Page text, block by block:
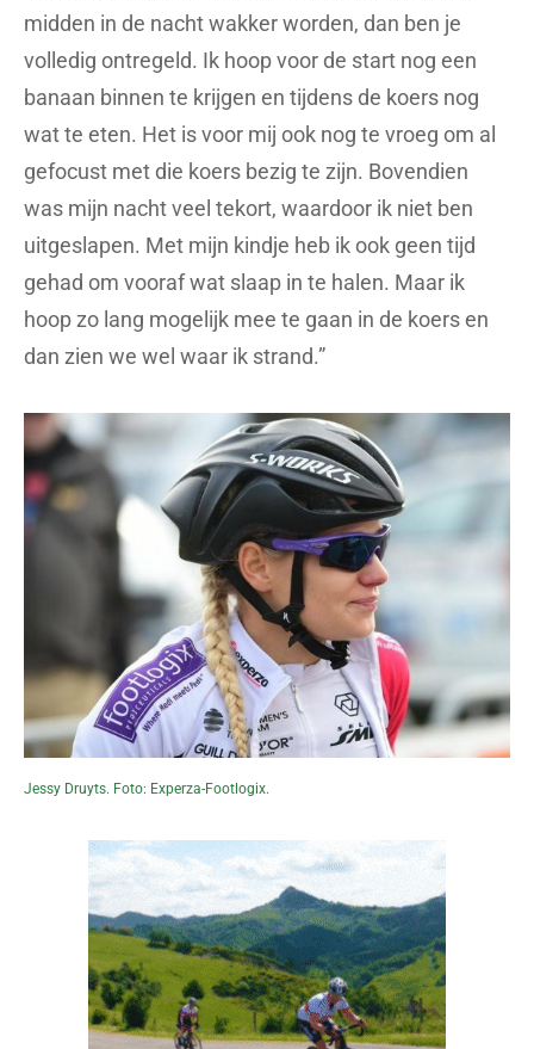
midden in de nacht wakker worden, dan ben je
volledig ontregeld. Ik hoop voor de start nog een
banaan binnen te krijgen en tijdens de koers nog
wat te eten. Het is voor mij ook nog te vroeg om al
gefocust met die koers bezig te zijn. Bovendien
was mijn nacht veel tekort, waardoor ik niet ben
uitgeslapen. Met mijn kindje heb ik ook geen tijd
gehad om vooraf wat slaap in te halen. Maar ik
hoop zo lang mogelijk mee te gaan in de koers en
dan zien we wel waar ik strand.”
Jessy Druyts. Foto: Experza-Footlogix.